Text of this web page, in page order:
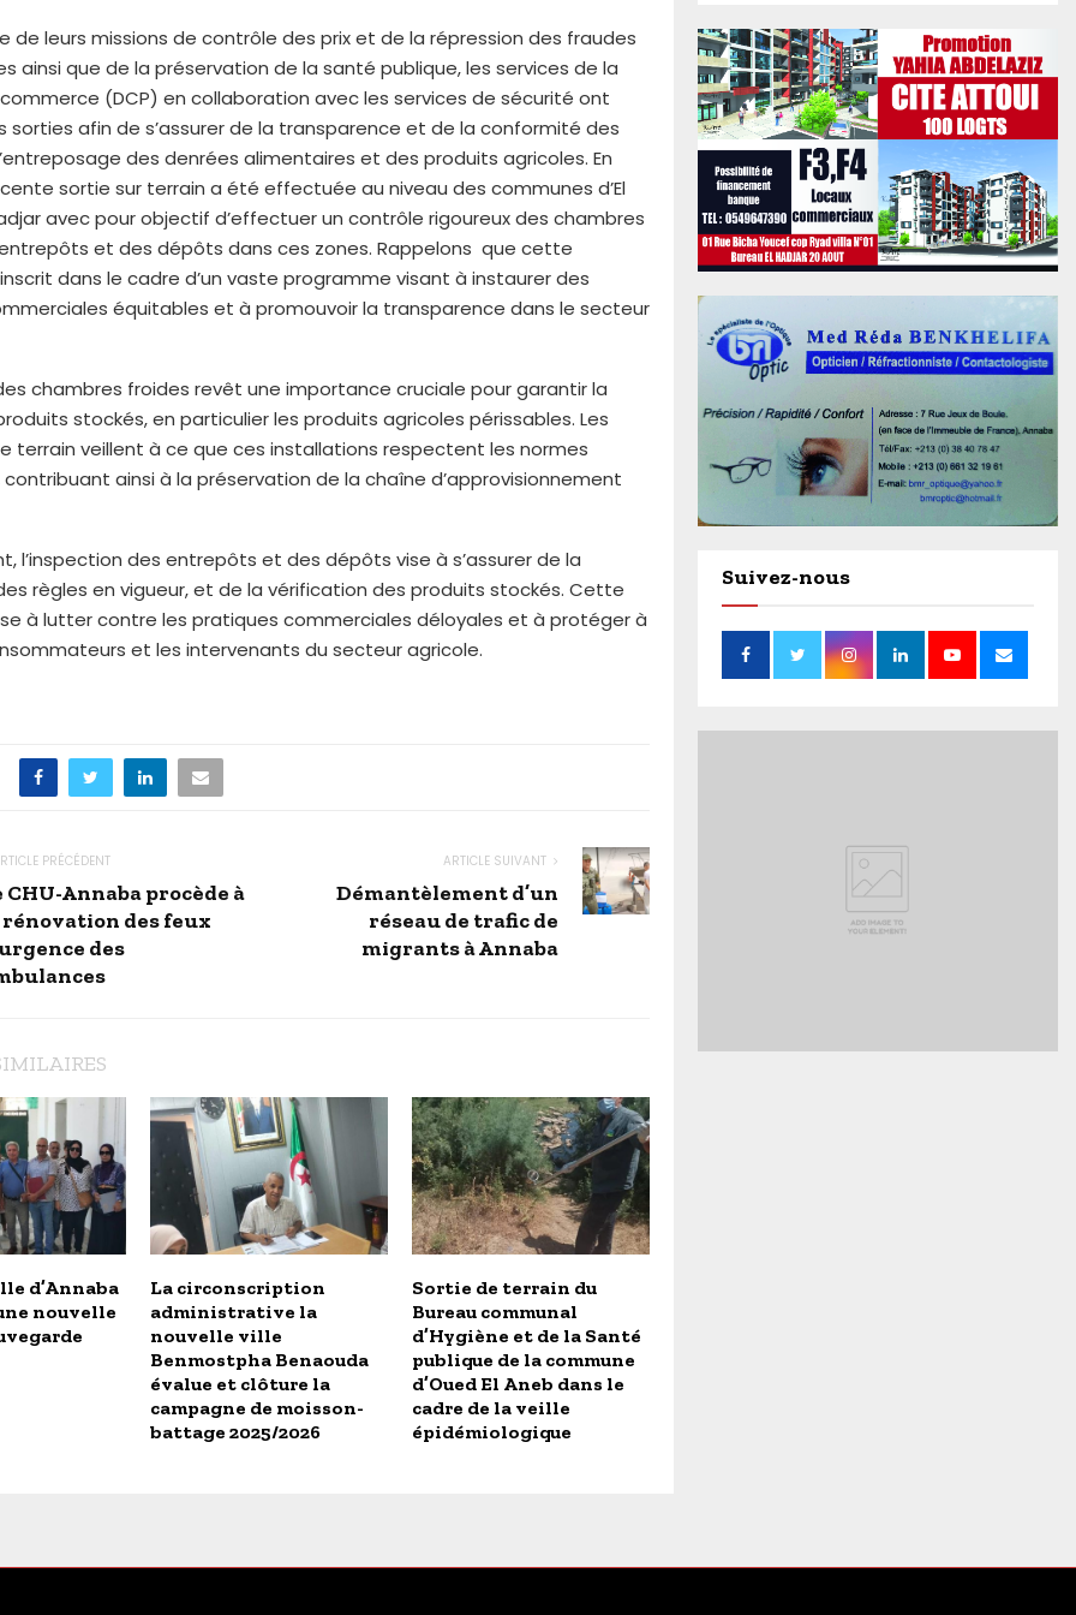
de leurs missions de contrôle des prix et de la répression des fraudes
ainsi que de la préservation de la santé publique, les services de la
(DCP) en collaboration avec les services de sécurité ont
afin de s’assurer de la transparence et de la conformité des
des denrées alimentaires et des produits agricoles. En
sortie sur terrain a été effectuée au niveau des communes d’El
avec pour objectif d’effectuer un contrôle rigoureux des chambres
et des dépôts dans ces zones. Rappelons que cette
dans le cadre d’un vaste programme visant à instaurer des
équitables et à promouvoir la transparence dans le secteur
chambres froides revêt une importance cruciale pour garantir la
stockés, en particulier les produits agricoles périssables. Les
terrain veillent à ce que ces installations respectent les normes
contribuant ainsi à la préservation de la chaîne d’approvisionnement
l’inspection des entrepôts et des dépôts vise à s’assurer de la
règles en vigueur, et de la vérification des produits stockés. Cette
à lutter contre les pratiques commerciales déloyales et à protéger à
et les intervenants du secteur agricole.
PRÉCÉDENT
CHU-Annaba procède à
rénovation des feux
des
ARTICLE SUIVANT
Démantèlement d’un
réseau de trafic de
migrants à Annaba
d’Annaba
nouvelle
La circonscription
administrative la
nouvelle ville
Benmostpha Benaouda
évalue et clôture la
campagne de moisson-
battage 2025/2026
Sortie de terrain du
Bureau communal
d’Hygiène et de la Santé
publique de la commune
d’Oued El Aneb dans le
cadre de la veille
épidémiologique
Suivez-nous